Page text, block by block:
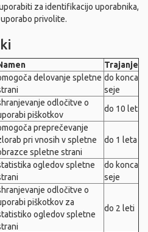
za identifikacijo uporabnika,
privolite.
Trajanje
delovanje spletne do konca
seje
odločitve o
piškotkov
do 10 let
preprečevanje
pri vnosih v spletne
spletne strani
do 1 leta
ogledov spletne
do konca
seje
odločitve o
piškotkov za
ogledov spletne
do 2 leti